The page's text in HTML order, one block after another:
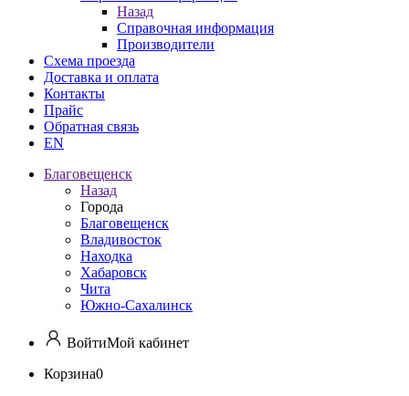
Назад
Справочная информация
Производители
Схема проезда
Доставка и оплата
Контакты
Прайс
Обратная связь
EN
Благовещенск
Назад
Города
Благовещенск
Владивосток
Находка
Хабаровск
Чита
Южно-Сахалинск
ВойтиМой кабинет
Корзина0